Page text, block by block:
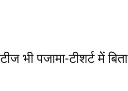
भी पजामा-टीशर्ट में बिता